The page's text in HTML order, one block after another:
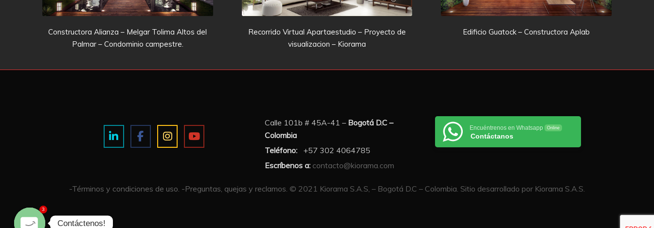
Constructora Alianza – Melgar Tolima Altos del
Palmar – Condominio campestre.
Recorrido Virtual Apartaestudio – Proyecto de
visualizacion – Kiorama
Edificio Guatock – Constructora Aplab
Calle 101b # 45A-41 – Bogotá D.C –
Colombia
Teléfono:
+57 302 4064785
Escríbenos a: contacto@kiorama.com
Encuéntrenos en Whatsapp Online
Contáctanos
-Términos y condiciones de uso. -Preguntas, quejas y reclamos. © 2021 Kiorama S.A.S, – Bogotá D.C – Colombia. Sitio desarrollado por Kiorama S.A.S.
Contáctenos!
3